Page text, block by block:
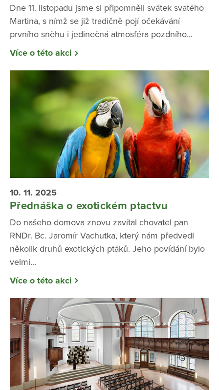
Dne 11. listopadu jsme si připomněli svátek svatého
Martina, s nímž se již tradičně pojí očekávání
prvního sněhu i jedinečná atmosféra pozdního...
Více o této akci
10. 11. 2025
Přednáška o exotickém ptactvu
Do našeho domova znovu zavítal chovatel pan
RNDr. Bc. Jaromír Vachutka, který nám předvedl
několik druhů exotických ptáků. Jeho povídání bylo
velmi...
Více o této akci